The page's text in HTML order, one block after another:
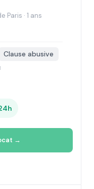
· 1 ans
Clause abusive
→